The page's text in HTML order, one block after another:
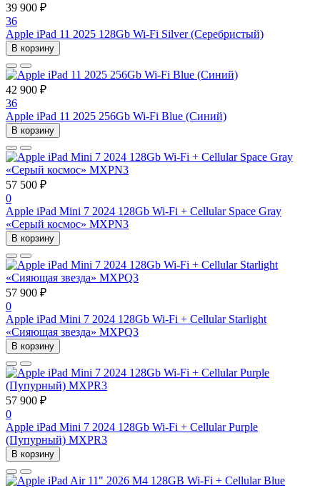
39 900 ₽
36
Apple iPad 11 2025 128Gb Wi-Fi Silver (Серебристый)
В корзину
42 900 ₽
36
Apple iPad 11 2025 256Gb Wi-Fi Blue (Синий)
В корзину
57 500 ₽
0
Apple iPad Mini 7 2024 128Gb Wi-Fi + Cellular Space Gray
«Серый космос» MXPN3
В корзину
57 900 ₽
0
Apple iPad Mini 7 2024 128Gb Wi-Fi + Cellular Starlight
«Сияющая звезда» MXPQ3
В корзину
57 900 ₽
0
Apple iPad Mini 7 2024 128Gb Wi-Fi + Cellular Purple
(Пупурный) MXPR3
В корзину